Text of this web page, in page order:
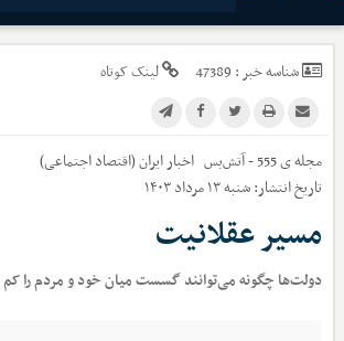
شناسه خبر : 47389 لینک کوتاه
مجله ی 555 - آتش‌بس اخبارایران (اقتصاد اجتماعی)
تاریخ انتشار:شنبه ۱۳ مرداد ۱۴۰۳
مسیر عقلانیت
دولت‌ها چگونه می‌توانند گسست میان خود و مردم را کم